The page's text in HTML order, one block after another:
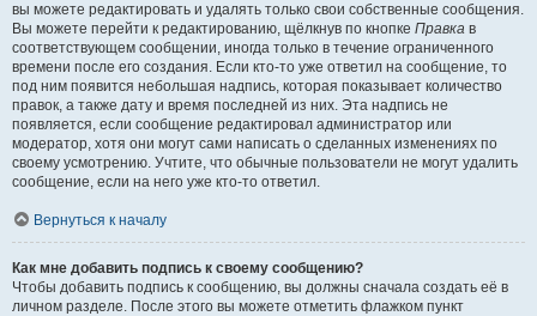
вы можете редактировать и удалять только свои собственные сообщения.
Вы можете перейти к редактированию, щёлкнув по кнопке Правка в
соответствующем сообщении, иногда только в течение ограниченного
времени после его создания. Если кто-то уже ответил на сообщение, то
под ним появится небольшая надпись, которая показывает количество
правок, а также дату и время последней из них. Эта надпись не
появляется, если сообщение редактировал администратор или
модератор, хотя они могут сами написать о сделанных изменениях по
своему усмотрению. Учтите, что обычные пользователи не могут удалить
сообщение, если на него уже кто-то ответил.
Вернуться к началу
Как мне добавить подпись к своему сообщению?
Чтобы добавить подпись к сообщению, вы должны сначала создать её в
личном разделе. После этого вы можете отметить флажком пункт